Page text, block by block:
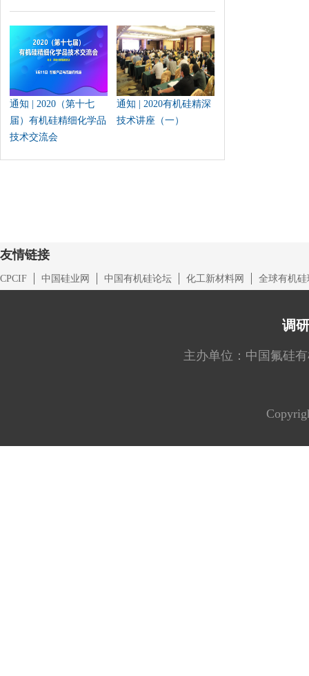
通知 | 2020（第十七
届）有机硅精细化学品
技术交流会
通知 | 2020有机硅精深
技术讲座（一）
友情链接
CPCIF 中国硅业网 中国有机硅论坛 化工新材料网 全球有机硅
调
主办单位：中国氟硅